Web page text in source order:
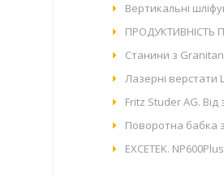
Вертикальні
ПРОДУКТИВНІСТЬ
Станини з
Лазерні
Fritz Studer AG.
Поворотна бабка з
EXCETEK.